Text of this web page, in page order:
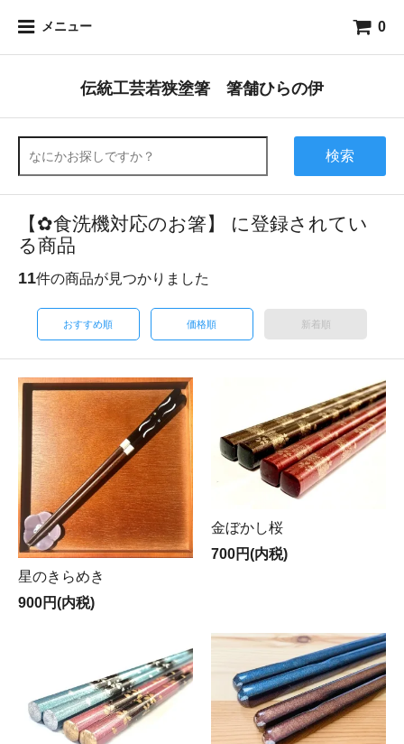
メニュー 0
伝統工芸若狭塗箸 箸舗ひらの伊
検索
【✿食洗機対応のお箸】 に登録されてい
る商品
11件の商品が見つかりました
おすすめ順 価格順 新着順
星のきらめき
900円(内税)
金ぼかし桜
700円(内税)